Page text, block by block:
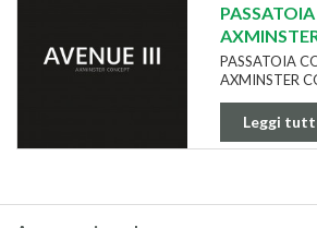
PASSATOIA
AXMINSTER
Leggi